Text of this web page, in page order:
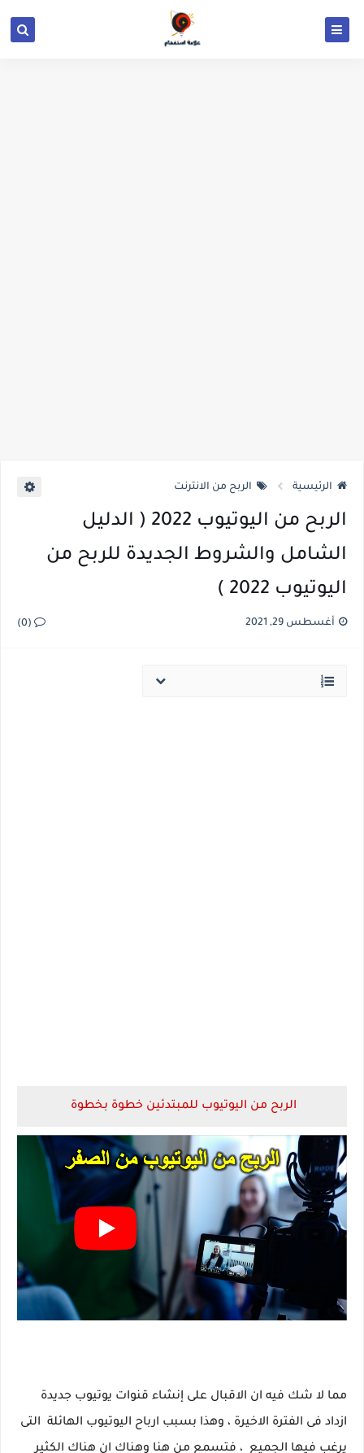
الرئيسية الربح من الانترنت
الربح من اليوتيوب 2022 ( الدليل
الشامل والشروط الجديدة للربح من
اليوتيوب 2022 )
أغسطس 29, 2021 (0)
الربح من اليوتيوب للمبتدئين خطوة بخطوة
مما لا شك فيه ان الاقبال على إنشاء قنوات يوتيوب جديدة
ازداد فى الفترة الاخيرة ، وهذا بسبب ارباح اليوتيوب الهائلة التى
يرغب فيها الجميع ، فتسمع من هنا وهناك ان هناك الكثير